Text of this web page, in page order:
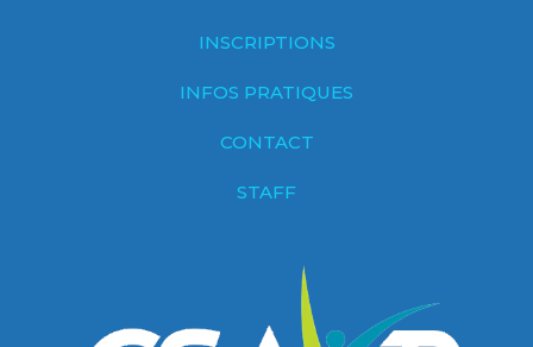
INSCRIPTIONS
INFOS PRATIQUES
CONTACT
STAFF